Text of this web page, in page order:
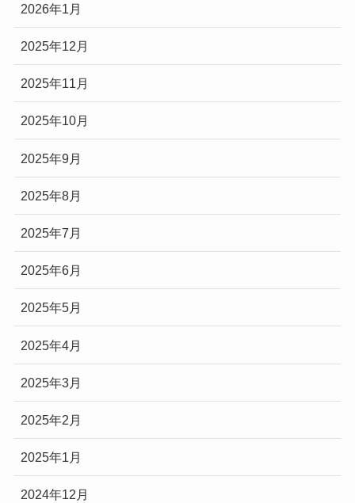
2026年1月
2025年12月
2025年11月
2025年10月
2025年9月
2025年8月
2025年7月
2025年6月
2025年5月
2025年4月
2025年3月
2025年2月
2025年1月
2024年12月